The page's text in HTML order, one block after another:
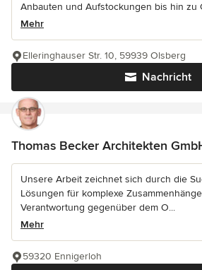
Anbauten und Aufstockungen bis hin zu
Mehr
Nachricht
Elleringhauser Str. 10, 59939 Olsberg
Thomas Becker Architekten
Unsere Arbeit zeichnet sich durch die
Lösungen für komplexe
Verantwortung gegenüber dem O...
Mehr
59320 Ennigerloh